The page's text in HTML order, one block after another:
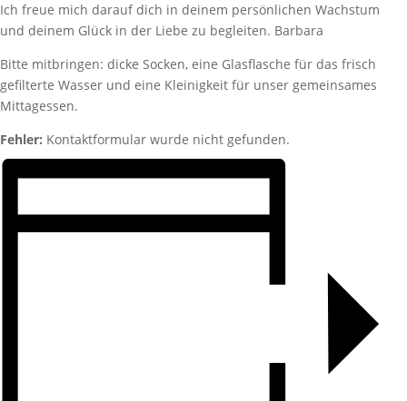
Ich freue mich darauf dich in deinem persönlichen Wachstum
und deinem Glück in der Liebe zu begleiten. Barbara
Bitte mitbringen: dicke Socken, eine Glasflasche für das frisch
gefilterte Wasser und eine Kleinigkeit für unser gemeinsames
Mittagessen.
Fehler: Kontaktformular wurde nicht gefunden.